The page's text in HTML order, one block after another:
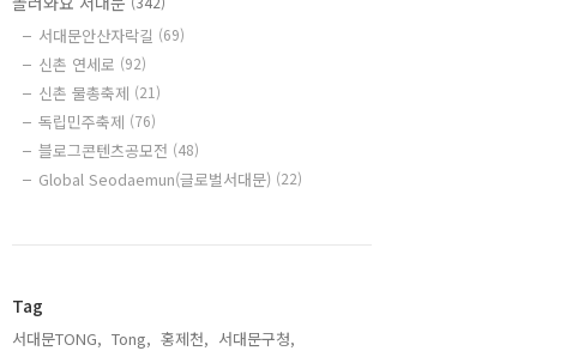
서대문안산자락길 (69)
신촌 연세로 (92)
신촌 물총축제 (21)
독립민주축제 (76)
블로그콘텐츠공모전 (48)
Global Seodaemun(글로벌서대문) (22)
Tag
서대문TONG, Tong, 홍제천, 서대문구청,